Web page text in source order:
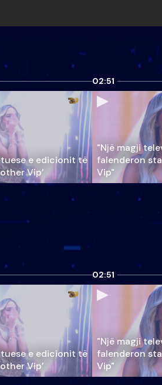
e edicionit të
Vip’
02:51
"Një magji
falenderon
Vip"
e edicionit të
Vip’
02:51
"Një magji
falenderon
Vip"